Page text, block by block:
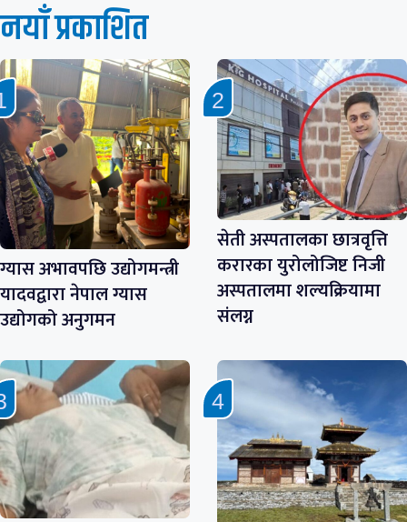
नयाँ प्रकाशित
ग्यास अभावपछि उद्योगमन्त्री
यादवद्वारा नेपाल ग्यास
उद्योगको अनुगमन
सेती अस्पतालका छात्रवृत्ति
करारका युरोलोजिष्ट निजी
अस्पतालमा शल्यक्रियामा
संलग्न